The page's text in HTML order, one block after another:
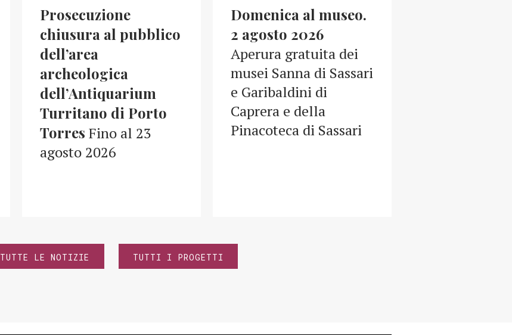
Prosecuzione
chiusura al pubblico
dell’area
archeologica
dell’Antiquarium
Turritano di Porto
Torres Fino al 23
agosto 2026
Domenica al museo.
2 agosto 2026
Aperura gratuita dei
musei Sanna di Sassari
e Garibaldini di
Caprera e della
Pinacoteca di Sassari
TUTTE LE NOTIZIE TUTTI I PROGETTI